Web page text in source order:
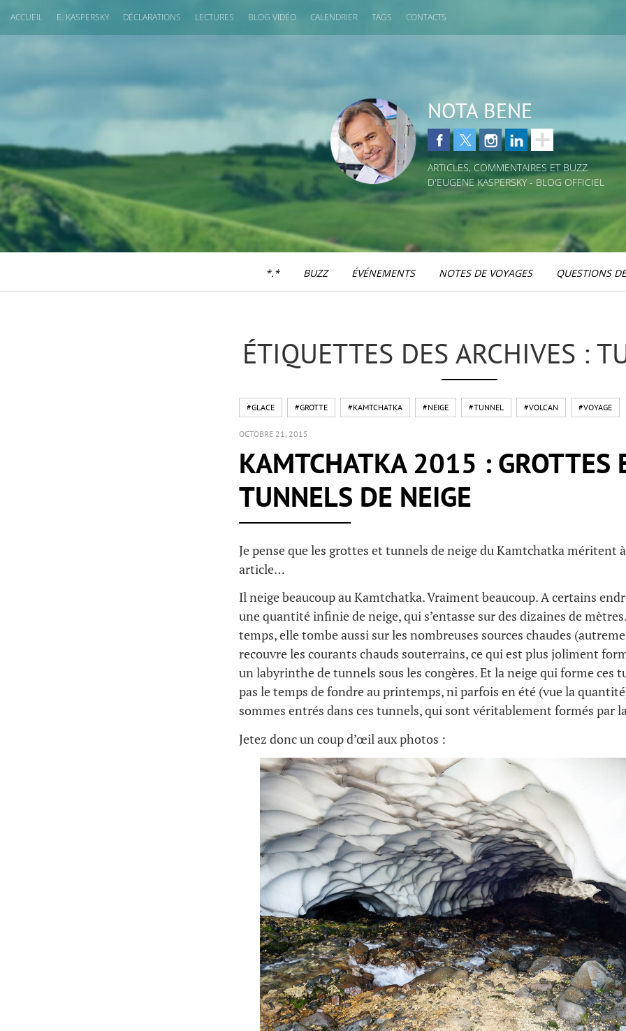
ACCUEIL E. KASPERSKY DÉCLARATIONS LECTURES BLOG VIDÉO CALENDRIER TAGS CONTACTS
NOTA BENE
ARTICLES, COMMENTAIRES ET BUZZ
D'EUGENE KASPERSKY - BLOG OFFICIEL
*.* BUZZ ÉVÉNEMENTS NOTES DE VOYAGES QUESTIONS
ÉTIQUETTES DES ARCHIVES :
#GLACE #GROTTE #KAMTCHATKA #NEIGE #TUNNEL #VOLCAN #VOYAGE
OCTOBRE 21, 2015
KAMTCHATKA 2015 : GROTTES
TUNNELS DE NEIGE
Je pense que les grottes et tunnels de neige du Kamtchatka méritent
article…
Il neige beaucoup au Kamtchatka. Vraiment beaucoup. A certains
une quantité infinie de neige, qui s’entasse sur des dizaines de
temps, elle tombe aussi sur les nombreuses sources chaudes
recouvre les courants chauds souterrains, ce qui est plus joliment
un labyrinthe de tunnels sous les congères. Et la neige qui forme ces
pas le temps de fondre au printemps, ni parfois en été (vue la
sommes entrés dans ces tunnels, qui sont véritablement formés par
Jetez donc un coup d’œil aux photos :